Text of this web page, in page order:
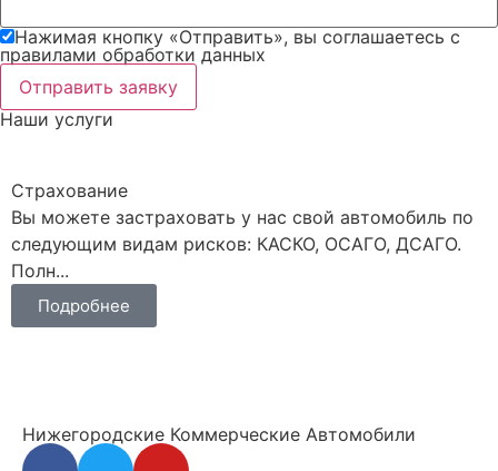
Нажимая кнопку «Отправить», вы соглашаетесь c
правилами обработки данных
Отправить заявку
Наши услуги
Страхование
Вы можете застраховать у нас свой автомобиль по
следующим видам рисков: КАСКО, ОСАГО, ДСАГО.
Полн...
Подробнее
Нижегородские Коммерческие Автомобили